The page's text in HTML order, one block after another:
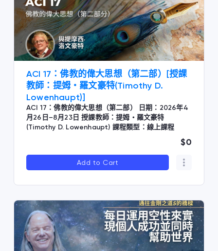
ACI 17：佛教的偉大思想（第二部）[授課
教師：提姆・羅文豪特(Timothy D.
Lowenhaupt)]
ACI 17：佛教的偉大思想（第二部） 日期：2026年4
月26日–8月23日 授課教師：提姆・羅文豪特
(Timothy D. Lowenhaupt) 課程類型：線上課程
$0
Add to Cart